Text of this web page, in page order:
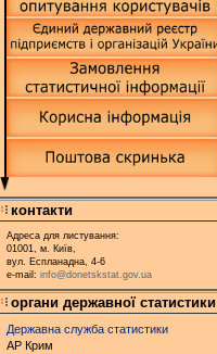
контакти
Адреса для листування:
01001, м. Київ,
вул. Еспланадна, 4-6
e-mail: info@donetskstat.gov.ua
органи державної статистики
Державна служба статистики
АР Крим